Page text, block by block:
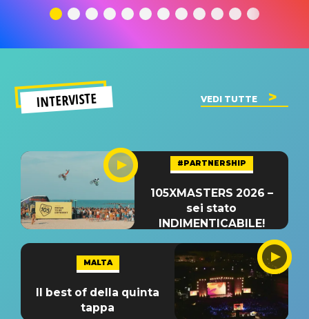
significato
del singolo
INTERVISTE VEDI TUTTE
#PARTNERSHIP
105XMASTERS 2026 –
sei stato
INDIMENTICABILE!
MALTA
Il best of della quinta
tappa